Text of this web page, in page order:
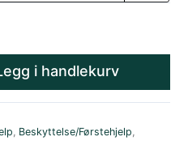
i handlekurv
, Beskyttelse/Førstehjelp,